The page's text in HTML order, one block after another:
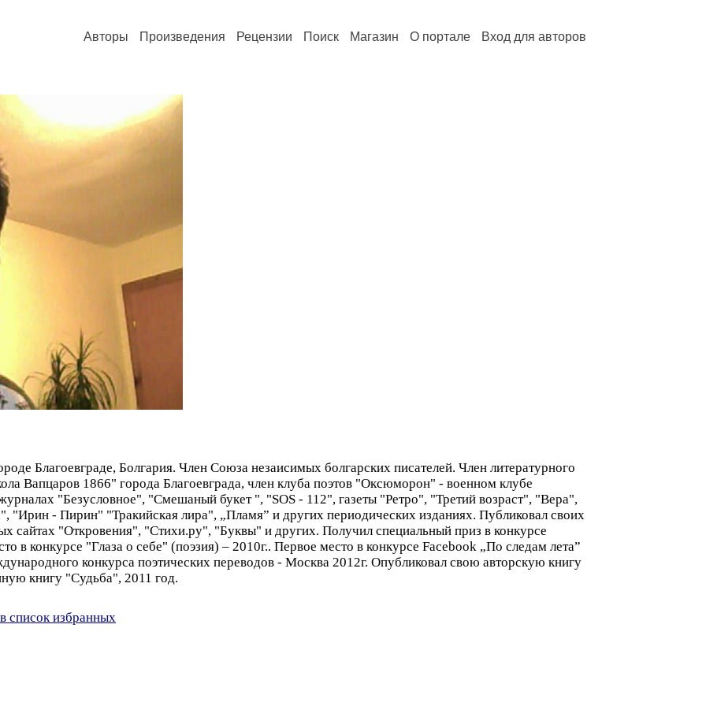
Авторы Произведения Рецензии Поиск Магазин О портале Вход для авторов
Благоевграде, Болгария. Член Союза незаисимых болгарских писателей. Член литературного
Вапцаров 1866" города Благоевграда, член клуба поэтов "Оксюморон" - военном клубе
"Безусловное", "Смешаный букет ", "SOS - 112", газеты "Ретро", "Третий возраст", "Вера",
"Ирин - Пирин" "Тракийская лира", „Пламя” и других периодических изданиях. Публиковал своих
сайтах "Откровения", "Стихи.ру", "Буквы" и других. Получил специальный приз в конкурсе
в конкурсе "Глаза о себе" (поэзия) – 2010г.. Первое место в конкурсе Facebook „По следам лета”
конкурса поэтических переводов - Москва 2012г. Опубликовал свою авторскую книгу
книгу "Судьба", 2011 год.
список избранных